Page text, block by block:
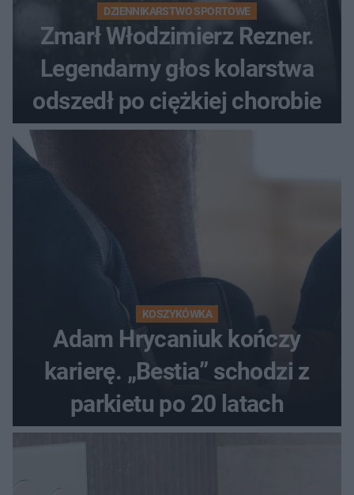
DZIENNIKARSTWO SPORTOWE
Zmarł Włodzimierz Rezner.
Legendarny głos kolarstwa
odszedł po ciężkiej chorobie
KOSZYKÓWKA
Adam Hrycaniuk kończy
karierę. „Bestia” schodzi z
parkietu po 20 latach